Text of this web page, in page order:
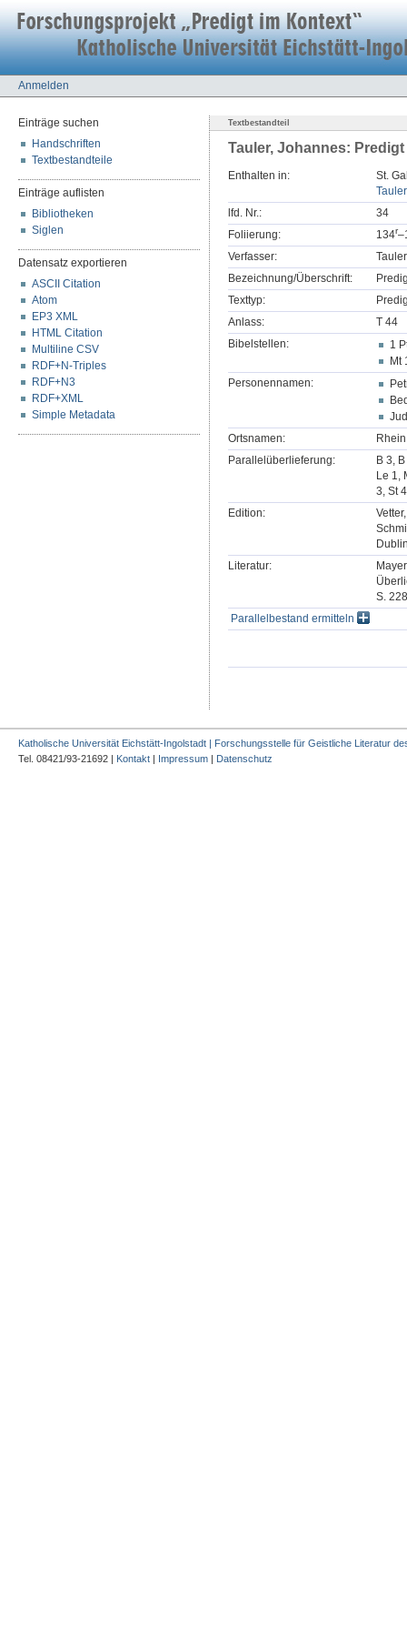
Anmelden
Einträge suchen
Handschriften
Textbestandteile
Einträge auflisten
Bibliotheken
Siglen
Datensatz exportieren
ASCII Citation
Atom
EP3 XML
HTML Citation
Multiline CSV
RDF+N-Triples
RDF+N3
RDF+XML
Simple Metadata
Textbestandteil
Tauler, Johannes: Predigt
Enthalten in:
St.
lfd. Nr.:
34
Foliierung:
134r
Verfasser:
Bezeichnung/Überschrift:
Texttyp:
Anlass:
T 44
Bibelstellen:
1
Mt
Personennamen:
Ortsnamen:
Rhein
Parallelüberlieferung:
B 3,
Le 1,
3, St
Edition:
Literatur:
S.
Parallelbestand ermitteln
Katholische Universität Eichstätt-Ingolstadt | Forschungsstelle für Geistliche Literatur
Tel. 08421/93-21692 | Kontakt | Impressum | Datenschutz